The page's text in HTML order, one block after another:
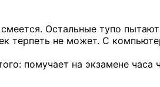
Остальные тупо
терпеть не может. С
помучает на экзамене часа